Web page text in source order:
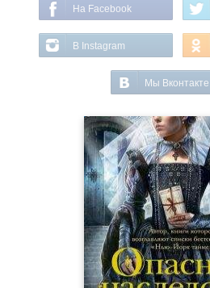
На Facebook
В Instagram
Мы Вконтакте